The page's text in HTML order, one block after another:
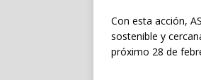
Con esta acción,
sostenible y
próximo 28 de